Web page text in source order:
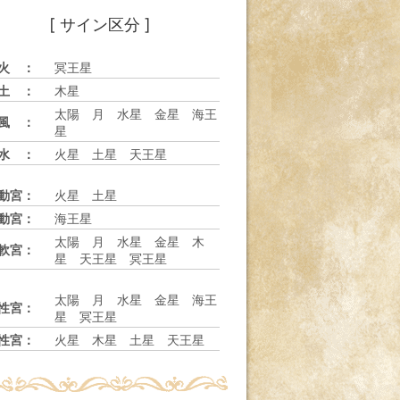
[ サイン区分 ]
：
冥王星
：
木星
：
太陽 月 水星 金星 海王
星
：
火星 土星 天王星
宮：
火星 土星
宮：
海王星
宮：
太陽 月 水星 金星 木
星 天王星 冥王星
宮：
太陽 月 水星 金星 海王
星 冥王星
宮：
火星 木星 土星 天王星